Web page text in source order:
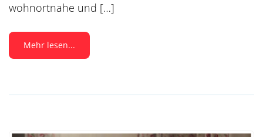
wohnortnahe und […]
Mehr lesen...